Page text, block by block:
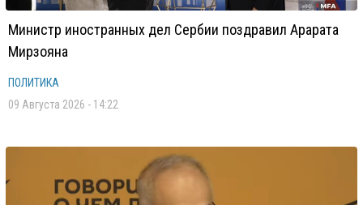
Министр иностранных дел Сербии поздравил Арарата
Мирзояна
ПОЛИТИКА
09 Августа 2026 - 14:22